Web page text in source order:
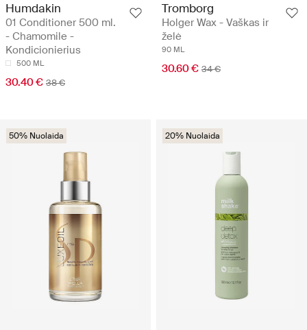
Humdakin
01 Conditioner 500 ml.
- Chamomile -
Kondicionierius
500 ML
30.40 € 38 €
Tromborg
Holger Wax - Vaškas ir
želė
90 ML
30.60 € 34 €
50% Nuolaida 20% Nuolaida